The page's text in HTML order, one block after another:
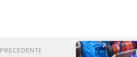
PRECEDENTE